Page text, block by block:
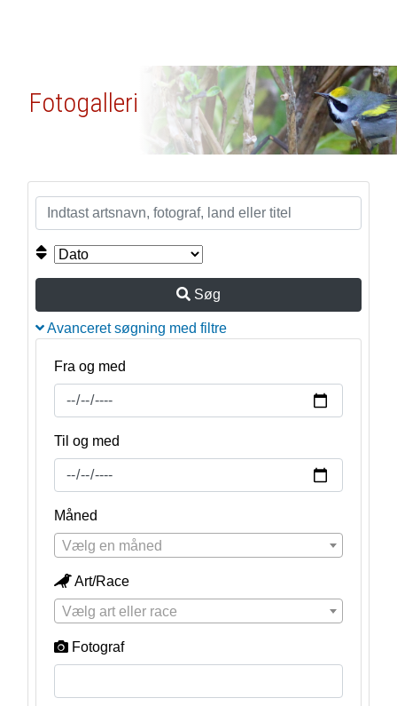
Fotogalleri
Søg
Avanceret søgning med filtre
Fra og med
Til og med
Måned
Vælg en måned
Art/Race
Vælg art eller race
Fotograf